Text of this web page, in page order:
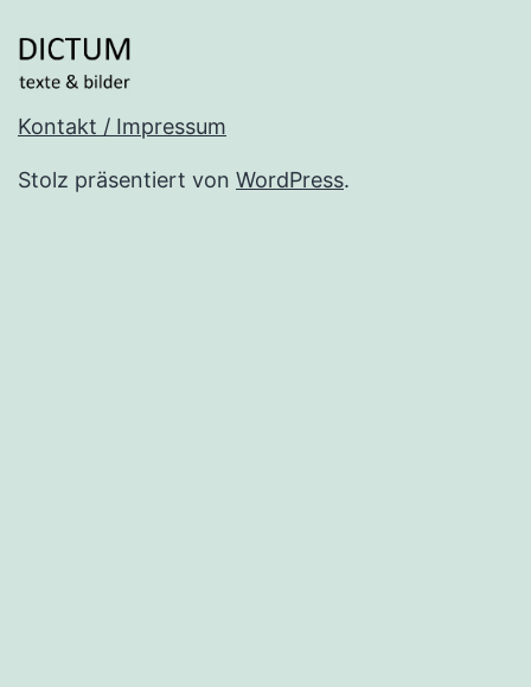
Kontakt / Impressum
Stolz präsentiert von WordPress.